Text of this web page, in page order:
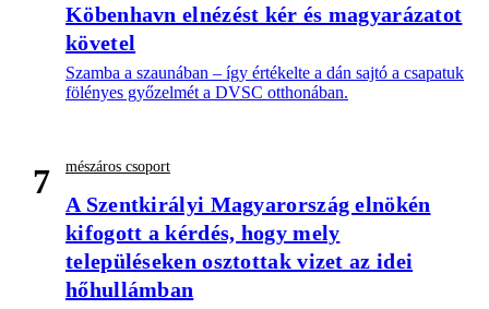
Köbenhavn elnézést kér és magyarázatot
követel
Szamba a szaunában – így értékelte a dán sajtó a csapatuk
fölényes győzelmét a DVSC otthonában.
7 mészáros csoport
A Szentkirályi Magyarország elnökén
kifogott a kérdés, hogy mely
településeken osztottak vizet az idei
hőhullámban